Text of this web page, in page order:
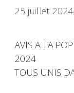
25 juillet 2024
AVIS A LA
2024
TOUS UNIS